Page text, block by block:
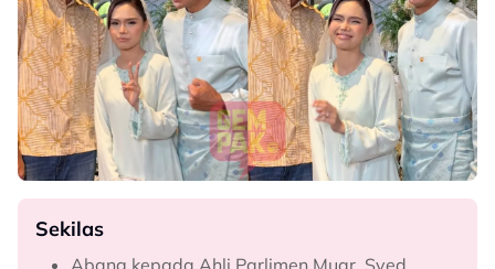
Sekilas
Abang kepada Ahli Parlimen Muar, Syed